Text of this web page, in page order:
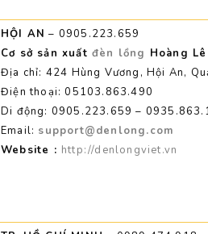
HỘI AN – 0905.223.659
Cơ sở sản xuất đèn lồng Hoàng Lê
Địa chỉ: 424 Hùng Vương, Hội An,
Điện thoại: 05103.863.490
Di động: 0905.223.659 –
Email: support@denlong.com
Website : http://denlongviet.vn